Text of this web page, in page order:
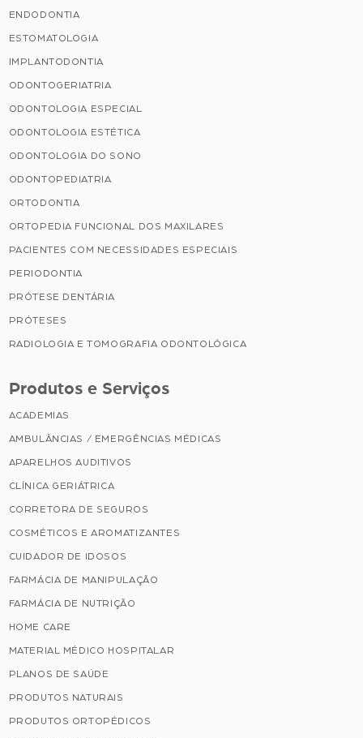
ENDODONTIA
ESTOMATOLOGIA
IMPLANTODONTIA
ODONTOGERIATRIA
ODONTOLOGIA ESPECIAL
ODONTOLOGIA ESTÉTICA
ODONTOLOGIA DO SONO
ODONTOPEDIATRIA
ORTODONTIA
ORTOPEDIA FUNCIONAL DOS MAXILARES
PACIENTES COM NECESSIDADES ESPECIAIS
PERIODONTIA
PRÓTESE DENTÁRIA
PRÓTESES
RADIOLOGIA E TOMOGRAFIA ODONTOLÓGICA
Produtos e Serviços
ACADEMIAS
AMBULÂNCIAS / EMERGÊNCIAS MÉDICAS
APARELHOS AUDITIVOS
CLÍNICA GERIÁTRICA
CORRETORA DE SEGUROS
COSMÉTICOS E AROMATIZANTES
CUIDADOR DE IDOSOS
FARMÁCIA DE MANIPULAÇÃO
FARMÁCIA DE NUTRIÇÃO
HOME CARE
MATERIAL MÉDICO HOSPITALAR
PLANOS DE SAÚDE
PRODUTOS NATURAIS
PRODUTOS ORTOPÉDICOS